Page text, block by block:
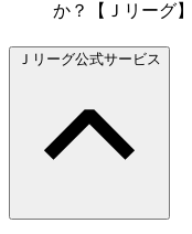
か？【Ｊリーグ】
Ｊリーグ公式サービス